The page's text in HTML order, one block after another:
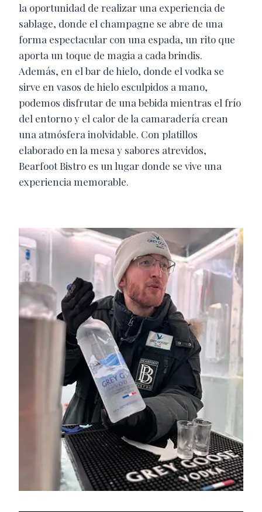
la oportunidad de realizar una experiencia de
sablage, donde el champagne se abre de una
forma espectacular con una espada, un rito que
aporta un toque de magia a cada brindis.
Además, en el bar de hielo, donde el vodka se
sirve en vasos de hielo esculpidos a mano,
podemos disfrutar de una bebida mientras el frío
del entorno y el calor de la camaradería crean
una atmósfera inolvidable. Con platillos
elaborado en la mesa y sabores atrevidos,
Bearfoot Bistro es un lugar donde se vive una
experiencia memorable.